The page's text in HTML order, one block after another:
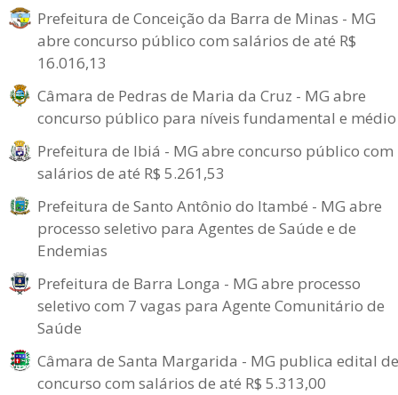
Prefeitura de Conceição da Barra de Minas - MG
abre concurso público com salários de até R$
16.016,13
Câmara de Pedras de Maria da Cruz - MG abre
concurso público para níveis fundamental e médio
Prefeitura de Ibiá - MG abre concurso público com
salários de até R$ 5.261,53
Prefeitura de Santo Antônio do Itambé - MG abre
processo seletivo para Agentes de Saúde e de
Endemias
Prefeitura de Barra Longa - MG abre processo
seletivo com 7 vagas para Agente Comunitário de
Saúde
Câmara de Santa Margarida - MG publica edital de
concurso com salários de até R$ 5.313,00